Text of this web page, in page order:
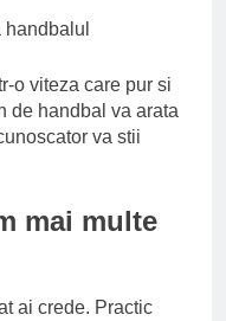
contactului
Este posibil sa ne
iertam?
6 Ani Ago
o viteza care pur si
de handbal va arata
va stii
mai multe
ai crede. Practic